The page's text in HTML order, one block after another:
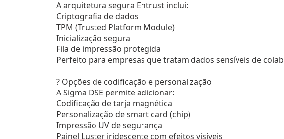
A arquitetura segura Entrust inclui:
Criptografia de dados
TPM (Trusted Platform Module)
Inicialização segura
Fila de impressão protegida
Perfeito para empresas que tratam dados sensíveis de
? Opções de codificação e personalização
A Sigma DSE permite adicionar:
Codificação de tarja magnética
Personalização de smart card (chip)
Impressão UV de segurança
Painel Luster iridescente com efeitos visíveis